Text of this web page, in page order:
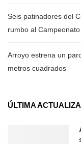
Seis patinadores del
rumbo al
Arroyo estrena un
metros cuadrados
ÚLTIMA